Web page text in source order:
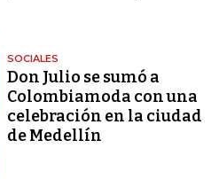
SOCIALES
Don Julio se sumó a
Colombiamoda con una
celebración en la ciudad
de Medellín